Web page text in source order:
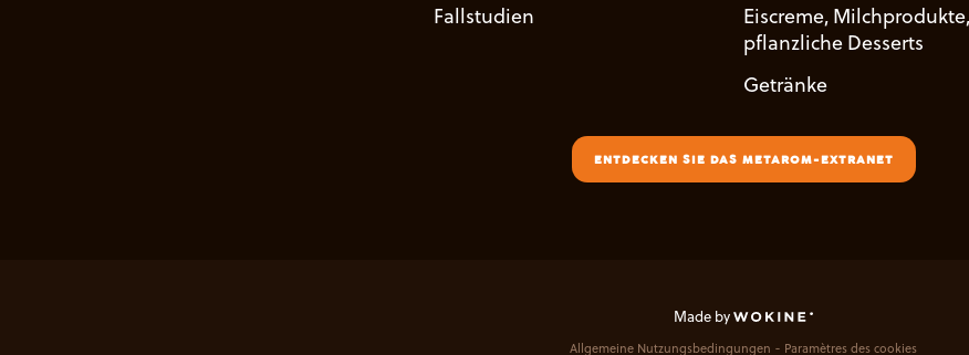
Fallstudien
Eiscreme, Milchprodukte,
pflanzliche Desserts
Getränke
ENTDECKEN SIE DAS METAROM-EXTRANET
Made by
Allgemeine Nutzungsbedingungen Paramètres des cookies